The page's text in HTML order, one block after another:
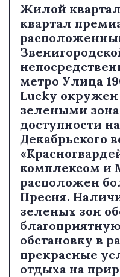
Жилой
квартал
метро Улица
Lucky окружен
зелеными
доступности
Декабрьского
комплексом и
расположен
Пресня.
зеленых зон
обстановку в
прекрасные
отдыха на